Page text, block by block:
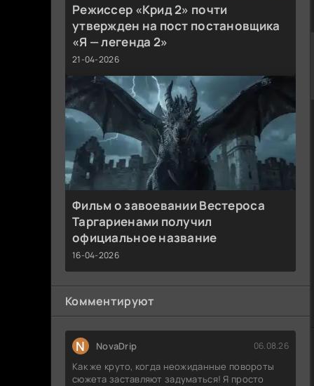
Режиссер «Крид 2» почти
утвержден на пост постановщика
«Я — легенда 2»
21-04-2026
Фильм о завоевании Вестероса
Таргариенами получил
официальное название
16-04-2026
Комментируют
N NovaDrip 06.08.26
Как же круто, когда неожиданные повороты
сюжета заставляют задуматься! Я просто